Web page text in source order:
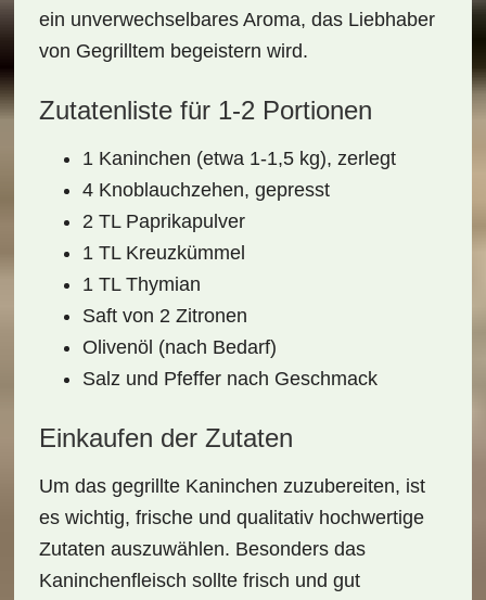
ein unverwechselbares Aroma, das Liebhaber
von Gegrilltem begeistern wird.
Zutatenliste für 1-2 Portionen
1 Kaninchen (etwa 1-1,5 kg), zerlegt
4 Knoblauchzehen, gepresst
2 TL Paprikapulver
1 TL Kreuzkümmel
1 TL Thymian
Saft von 2 Zitronen
Olivenöl (nach Bedarf)
Salz und Pfeffer nach Geschmack
Einkaufen der Zutaten
Um das gegrillte Kaninchen zuzubereiten, ist
es wichtig, frische und qualitativ hochwertige
Zutaten auszuwählen. Besonders das
Kaninchenfleisch sollte frisch und gut